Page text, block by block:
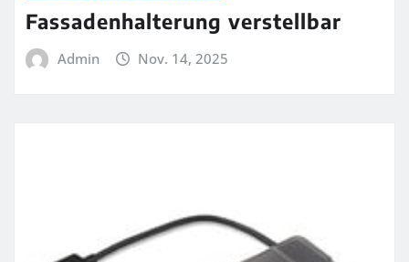
Fassadenhalterung verstellbar
Admin Nov. 14, 2025